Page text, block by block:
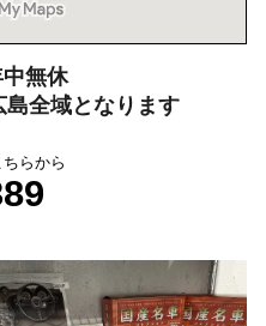
無休
全域となります
らから